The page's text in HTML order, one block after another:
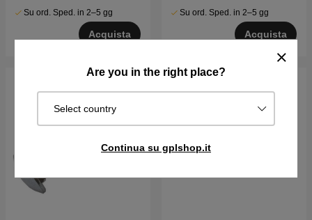
Are you in the right place?
Select country
Continua su gplshop.it
Su ord. Sped. in 2–5 gg
Acquista
Su ord. Sped. in 2–5 gg
Acquista